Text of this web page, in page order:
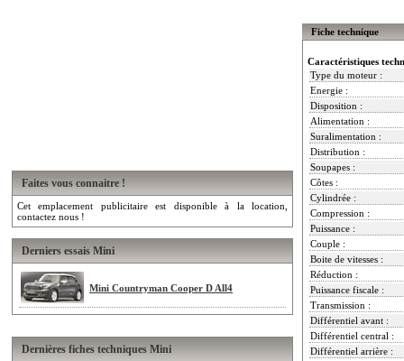
Faites vous connaitre !
Cet emplacement publicitaire est disponible à la location,
contactez nous !
Derniers essais Mini
Mini Countryman Cooper D All4
Dernières fiches techniques Mini
Fiche technique
Caractéristiques
Type du moteur :
Energie :
Disposition :
Alimentation :
Suralimentation :
Distribution :
Soupapes :
Côtes :
Cylindrée :
Compression :
Puissance :
Couple :
Boite de vitesses :
Réduction :
Puissance fiscale :
Transmission :
Différentiel avant :
Différentiel central :
Différentiel arrière :